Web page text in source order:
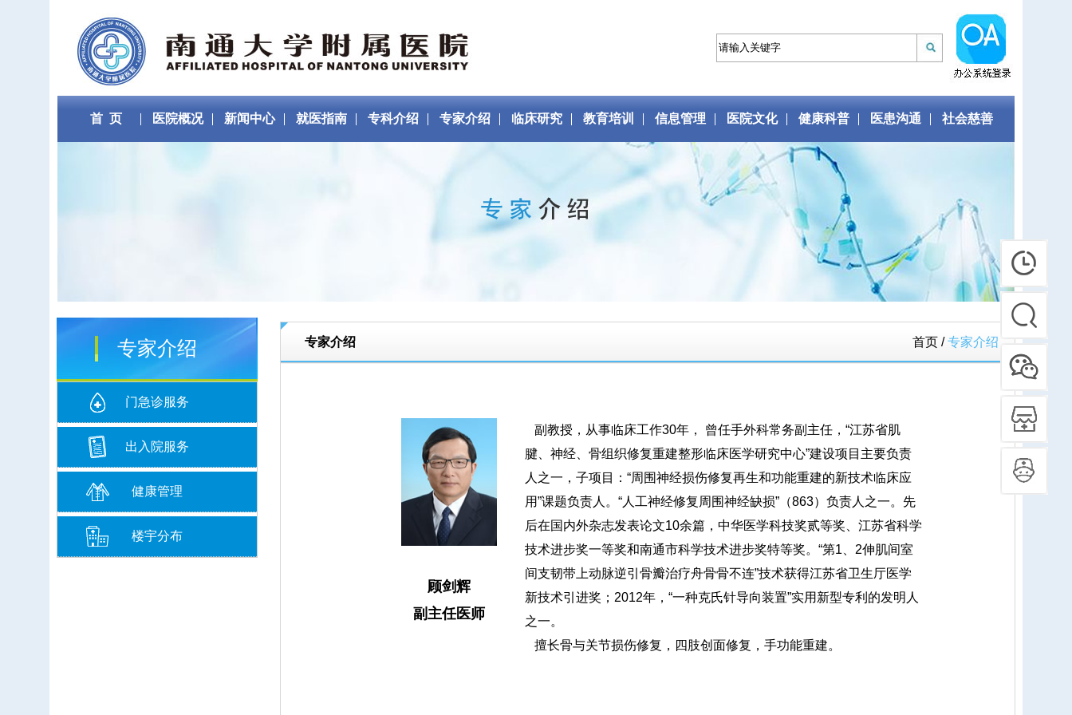
首 页 医院概况 新闻中心 就医指南 专科介绍 专家介绍 临床研究 教育培训 信息管理 医院文化 健康科普 医患沟通 社会慈善
专家介绍
门急诊服务
出入院服务
健康管理
楼宇分布
专家介绍 首页 /专家介绍
顾剑辉
副主任医师
副教授，从事临床工作30年， 曾任手外科常务副主任，“江苏省肌
腱、神经、骨组织修复重建整形临床医学研究中心”建设项目主要负责
人之一，子项目：“周围神经损伤修复再生和功能重建的新技术临床应
用”课题负责人。“人工神经修复周围神经缺损”（863）负责人之一。先
后在国内外杂志发表论文10余篇，中华医学科技奖贰等奖、江苏省科学
技术进步奖一等奖和南通市科学技术进步奖特等奖。“第1、2伸肌间室
间支韧带上动脉逆引骨瓣治疗舟骨骨不连”技术获得江苏省卫生厅医学
新技术引进奖；2012年，“一种克氏针导向装置”实用新型专利的发明人
之一。
擅长骨与关节损伤修复，四肢创面修复，手功能重建。